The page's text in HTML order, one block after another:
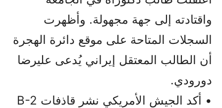
واقتادته إلى جهة مجهولة. وأظهرت
السجلات المتاحة على موقع دائرة الهجرة
أن الطالب المعتقل إيراني يُدعى عليرضا
دورودي.
• أكد الجيش الأمريكي نشر قاذفات B-2